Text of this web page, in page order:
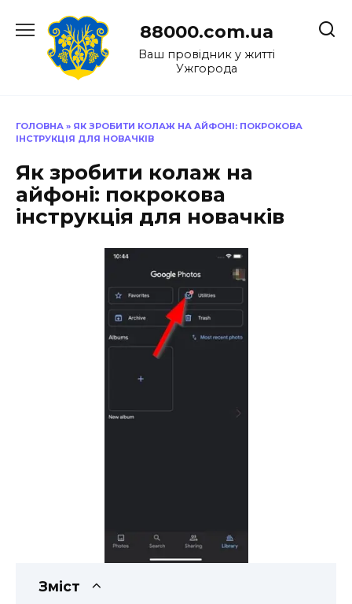
до
88000.com.ua
Ваш провідник у житті
Ужгорода
ГОЛОВНА » ЯК ЗРОБИТИ КОЛАЖ НА АЙФОНІ: ПОКРОКОВА
ІНСТРУКЦІЯ ДЛЯ НОВАЧКІВ
Як зробити колаж на
айфоні: покрокова
інструкція для новачків
Зміст